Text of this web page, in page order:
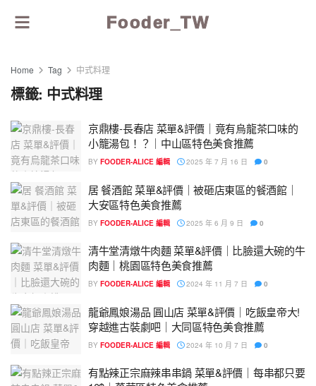
Fooder_TW
Home Tag 中式料理
標籤: 中式料理
京鼎樓-長春店 菜單&評價｜竟有烏龍茶口味的
小籠湯包！？｜中山區特色美食推薦
BY FOODER-ALICE 編輯 2025 年 7 月 16 日 0
居 餐酒館 菜單&評價｜被砸店東區的餐酒館｜
大安區特色美食推薦
BY FOODER-ALICE 編輯 2025 年 6 月 9 日 0
清牛堂清燉牛肉麵 菜單&評價｜比臉還大碗的牛
肉麵｜桃園區特色美食推薦
BY FOODER-ALICE 編輯 2024 年 11 月 7 日 0
龍爺鳳娘湯品 圓山店 菜單&評價｜吃飯皇帝大!
穿越進古裝劇吧｜大同區特色美食推薦
BY FOODER-ALICE 編輯 2024 年 10 月 7 日 0
有點辣正宗麻辣串串鍋 菜單&評價｜每串都只要